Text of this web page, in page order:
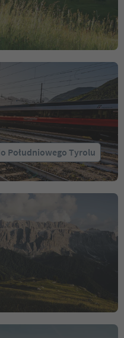
Południowego Tyrolu